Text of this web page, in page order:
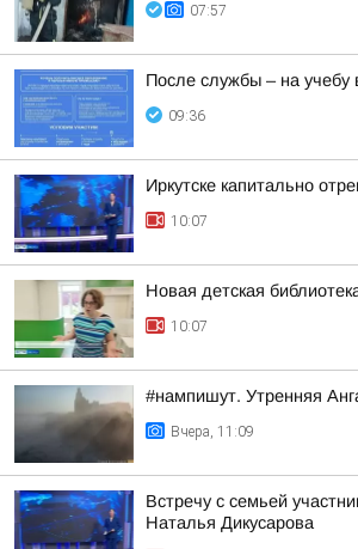
07:57
После службы – на учебу
09:36
Иркутске капитально
10:07
Новая детская
10:07
#нампишут. Утренняя
Вчера, 11:09
Встречу с семьей
Наталья Дикусарова